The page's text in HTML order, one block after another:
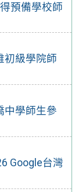
預備學校師
初級學院師
中學師生參
Google台灣